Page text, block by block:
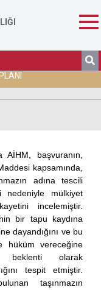
başvuranın,
kapsamında,
adına tescili
nedeniyle mülkiyet
incelemiştir.
bir tapu kaydına
dayandığını ve bu
hüküm vereceğine
olarak
tespit etmiştir.
taşınmazın